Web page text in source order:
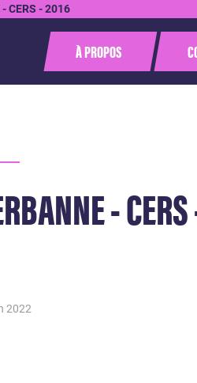
CERS - 2016
À PROPOS
-
2022